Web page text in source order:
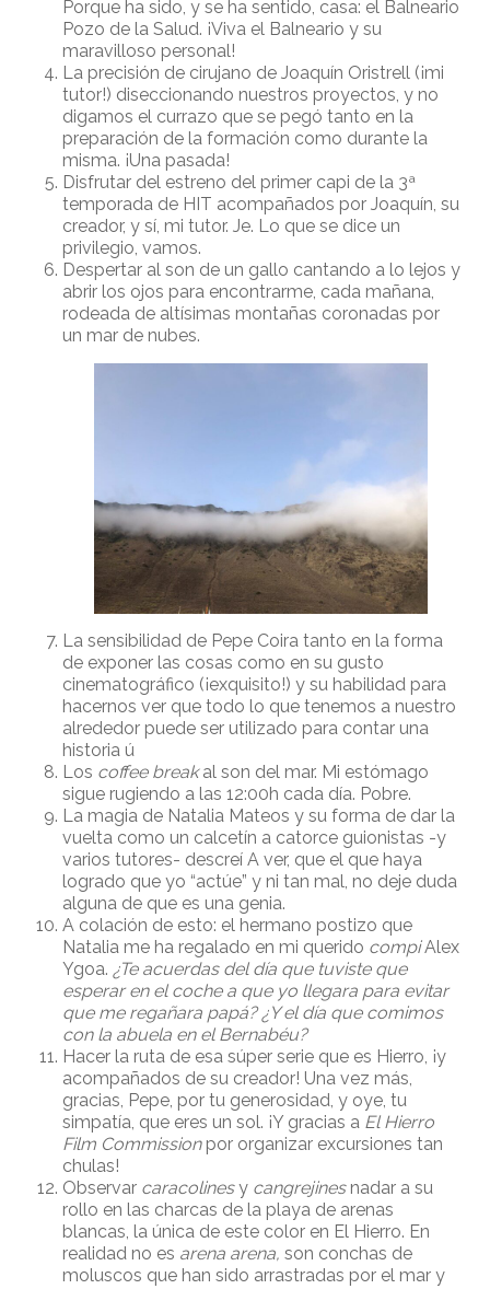
Porque ha sido, y se ha sentido, casa: el Balneario
Pozo de la Salud. ¡Viva el Balneario y su
maravilloso personal!
La precisión de cirujano de Joaquín Oristrell (¡mi
tutor!) diseccionando nuestros proyectos, y no
digamos el currazo que se pegó tanto en la
preparación de la formación como durante la
misma. ¡Una pasada!
Disfrutar del estreno del primer capi de la 3ª
temporada de HIT acompañados por Joaquín, su
creador, y sí, mi tutor. Je. Lo que se dice un
privilegio, vamos.
Despertar al son de un gallo cantando a lo lejos y
abrir los ojos para encontrarme, cada mañana,
rodeada de altísimas montañas coronadas por
un mar de nubes.
La sensibilidad de Pepe Coira tanto en la forma
de exponer las cosas como en su gusto
cinematográfico (¡exquisito!) y su habilidad para
hacernos ver que todo lo que tenemos a nuestro
alrededor puede ser utilizado para contar una
historia ú
Los coffee breakal son del mar. Mi estómago
sigue rugiendo a las 12:00h cada día. Pobre.
La magia de Natalia Mateos y su forma de dar la
vuelta como un calcetín a catorce guionistas -y
varios tutores- descreí A ver, que el que haya
logrado que yo “actúe” y ni tan mal, no deje duda
alguna de que es una genia.
A colación de esto: el hermano postizo que
Natalia me ha regalado en mi querido compiAlex
Ygoa. ¿Te acuerdas del día que tuviste que
esperar en el coche a que yo llegara para evitar
que me regañara papá?¿Y el día que comimos
con la abuela en el Bernabéu?
Hacer la ruta de esa súper serie que es Hierro, ¡y
acompañados de su creador! Una vez más,
gracias, Pepe, por tu generosidad, y oye, tu
simpatía, que eres un sol. ¡Y gracias a El Hierro
Film Commission por organizar excursiones tan
chulas!
Observar caracolinesy cangrejinesnadar a su
rollo en las charcas de la playa de arenas
blancas, la única de este color en El Hierro. En
realidad no es arena arena, son conchas de
moluscos que han sido arrastradas por el mar y